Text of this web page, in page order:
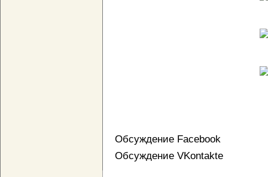
Обсуждение Facebook
Обсуждение VKontakte